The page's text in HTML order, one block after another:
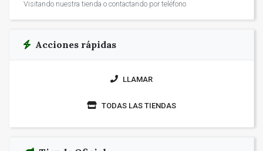
Visitando nuestra tienda o contactando por teléfono
Acciones rápidas
LLAMAR
TODAS LAS TIENDAS